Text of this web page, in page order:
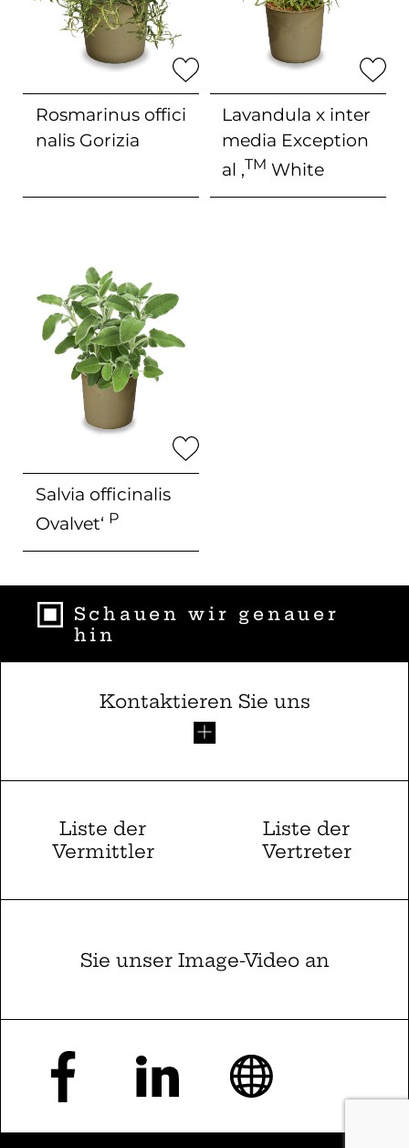
Rosmarinus offici
nalisGorizia
Lavandula x inter
media Exception
al ‚TM White
Salvia officinalis
Ovalvet‘ P
Schauen wir genauer
hin
Kontaktieren Sie uns
Liste der
Vermittler
Liste der
Vertreter
Sie unser Image-Video an